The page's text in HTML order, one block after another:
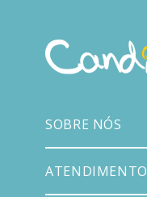
SOBRE NÓS
ATENDIMENTO